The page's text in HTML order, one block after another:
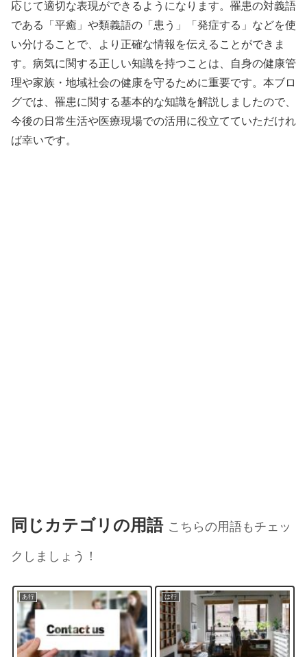
応じて適切な表現ができるようになります。罹患の対義語
である「平癒」や類義語の「患う」「発症する」などを使
い分けることで、より正確な情報を伝えることができま
す。病気に関する正しい知識を持つことは、自身の健康管
理や家族・地域社会の健康を守るために重要です。本ブロ
グでは、罹患に関する基本的な知識を解説しましたので、
今後の日常生活や医療現場での活用に役立てていただけれ
ば幸いです。
同じカテゴリの用語 こちらの用語もチェッ
クしましょう！
あ行 は行